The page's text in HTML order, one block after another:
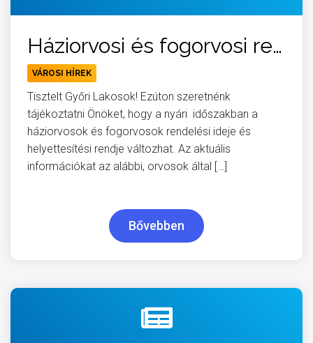
Háziorvosi és fogorvosi rendelések a nyári időszakban
VÁROSI HÍREK
Tisztelt Győri Lakosok! Ezúton szeretnénk
tájékoztatni Önöket, hogy a nyári időszakban a
háziorvosok és fogorvosok rendelési ideje és
helyettesítési rendje változhat. Az aktuális
információkat az alábbi, orvosok által […]
Bővebben